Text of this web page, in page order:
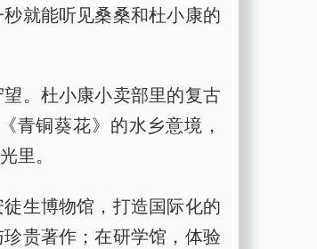
就能听见桑桑和杜小康的
。杜小康小卖部里的复古
青铜葵花》的水乡意境，
里。
生博物馆，打造国际化的
贵著作；在研学馆，体验